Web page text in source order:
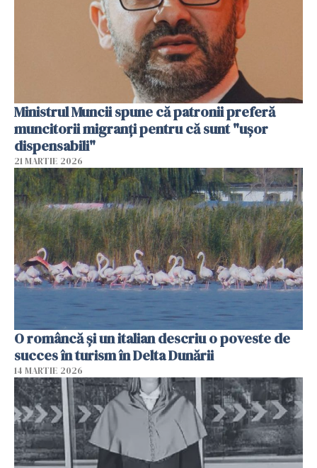
Ministrul Muncii spune că patronii preferă
muncitorii migranți pentru că sunt "uşor
dispensabili"
21 MARTIE 2026
O româncă și un italian descriu o poveste de
succes în turism în Delta Dunării
14 MARTIE 2026